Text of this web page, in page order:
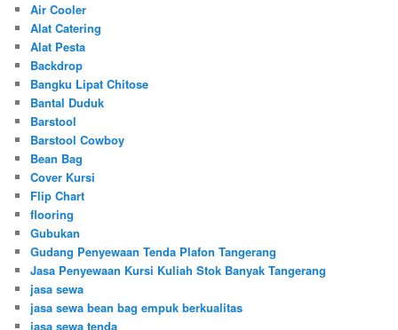
Air Cooler
Alat Catering
Alat Pesta
Backdrop
Bangku Lipat Chitose
Bantal Duduk
Barstool
Barstool Cowboy
Bean Bag
Cover Kursi
Flip Chart
flooring
Gubukan
Gudang Penyewaan Tenda Plafon Tangerang
Jasa Penyewaan Kursi Kuliah Stok Banyak Tangerang
jasa sewa
jasa sewa bean bag empuk berkualitas
jasa sewa tenda